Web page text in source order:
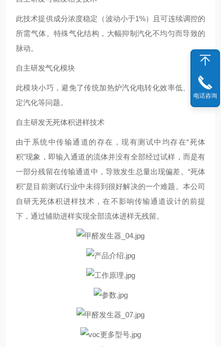
此技术提供成分浓度稳定（波动小于1%）且可连续调控的
所需气体。特殊气化结构，大幅抑制汽化不均匀而导致的
脉动。
自主研发气化模块
此模块小巧，避免了传统加热炉汽化电转化效率低、不稳
定汽化等问题。
自主研发无死体积进样技术
由于系统中传输通道的存在，现有测试中均存在“死体
积"现象，即输入通道的流体并没有全部经过试样，而是有
一部分残留在传输通道中，导致发生总量出现偏差。“死体
积"是目前测试行业中未得到很好解决的一个难题。本公司
自研无死体积进样技术，在不影响传输通道设计的前提
下，通过辅助进样实现全部流体进样无残留。
电话咨询